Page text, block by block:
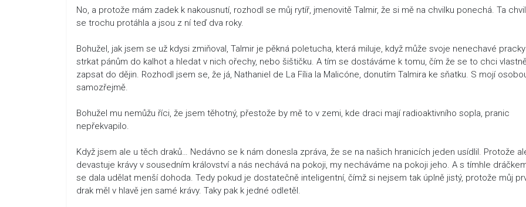
No, a protože mám zadek k nakousnutí, rozhodl se můj rytíř, jmenovitě Talmir, že si mě na chvilku ponechá. Ta
se trochu protáhla a jsou z ní teď dva roky.
Bohužel, jak jsem se už kdysi zmiňoval, Talmir je pěkná poletucha, která miluje, když může svoje nenechavé pracky
strkat pánům do kalhot a hledat v nich ořechy, nebo šištičku. A tím se dostáváme k tomu, čím že se to chci
zapsat do dějin. Rozhodl jsem se, že já, Nathaniel de La Fília la Malicóne, donutím Talmira ke sňatku. S mojí
samozřejmě.
Bohužel mu nemůžu říci, že jsem těhotný, přestože by mě to v zemi, kde draci mají radioaktivního sopla, pranic
nepřekvapilo.
Když jsem ale u těch draků… Nedávno se k nám donesla zpráva, že se na našich hranicích jeden usídlil. Protože
devastuje krávy v sousedním království a nás nechává na pokoji, my necháváme na pokoji jeho. A s tímhle
se dala udělat menší dohoda. Tedy pokud je dostatečně inteligentní, čímž si nejsem tak úplně jistý, protože můj
drak měl v hlavě jen samé krávy. Taky pak k jedné odletěl.